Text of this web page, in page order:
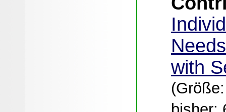
with